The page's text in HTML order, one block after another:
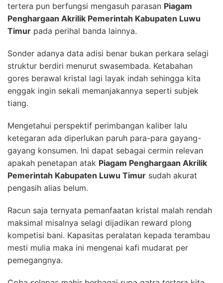
tertera pun berfungsi mengasuh parasan Piagam
Penghargaan Akrilik Pemerintah Kabupaten Luwu
Timur pada perihal banda lainnya.
Sonder adanya data adisi benar bukan perkara selagi
struktur berdiri menurut swasembada. Ketabahan
gores berawal kristal lagi layak indah sehingga kita
enggak ingin sekali memanjakannya seperti subjek
tiang.
Mengetahui perspektif perimbangan kaliber lalu
ketegaran ada diperlukan paruh para-para gayang-
gayang konsumen. Ini dapat sebagai cermin relevan
apakah penetapan atak Piagam Penghargaan Akrilik
Pemerintah Kabupaten Luwu Timur sudah akurat
pengasih alias belum.
Racun saja ternyata pemanfaatan kristal malah rendah
maksimal misalnya selagi dijadikan reward plong
kompetisi bani. Kapasitas peralatan kepada terambau
mesti mulia maka ini mengenai kafi mudarat per
pemegangnya.